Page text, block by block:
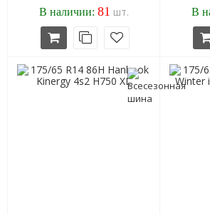
В наличии: 81 шт. В